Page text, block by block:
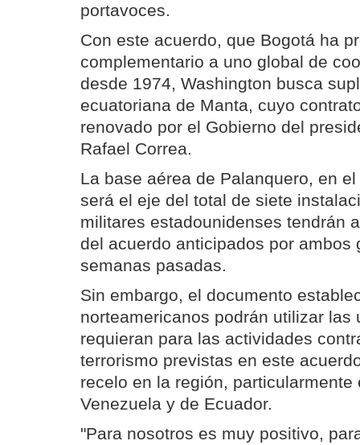
portavoces.
Con este acuerdo, que Bogotá ha
complementario a uno global de
desde 1974, Washington busca
ecuatoriana de Manta, cuyo
renovado por el Gobierno del
Rafael Correa.
La base aérea de Palanquero, en
será el eje del total de siete
militares estadounidenses tendrán
del acuerdo anticipados por ambos
semanas pasadas.
Sin embargo, el documento
norteamericanos podrán utilizar las
requieran para las actividades
terrorismo previstas en este
recelo en la región,
Venezuela y de Ecuador.
"Para nosotros es muy positivo,